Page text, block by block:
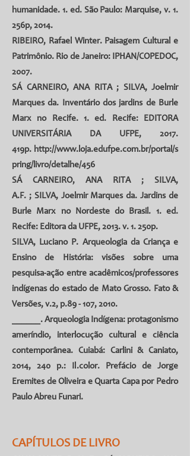
humanidade. 1. ed. São Paulo: Marquise, v. 1.
256p, 2014.
RIBEIRO, Rafael Winter. Paisagem Cultural e
Patrimônio. Rio de Janeiro: IPHAN/COPEDOC,
2007.
SÁ CARNEIRO, ANA RITA; SILVA, Joelmir
Marques da. Inventário dos jardins de Burle
Marx no Recife. 1. ed. Recife: EDITORA
UNIVERSITÁRIA DA UFPE, 2017.
419p. http://www.loja.edufpe.com.br/portal/s
pring/livro/detalhe/456
SÁ CARNEIRO, ANA RITA; SILVA,
A.F. ; SILVA, Joelmir Marques da. Jardins de
Burle Marx no Nordeste do Brasil. 1. ed.
Recife: Editora da UFPE, 2013. v. 1. 250p.
SILVA, Luciano P. Arqueologia da Criança e
Ensino de História: visões sobre uma
pesquisa-ação entre acadêmicos/professores
indígenas do estado de Mato Grosso. Fato &
Versões, v.2, p.89 - 107, 2010.
______. Arqueologia Indígena: protagonismo
ameríndio, interlocução cultural e ciência
contemporânea. Cuiabá: Carlini & Caniato,
2014, 240 p.: Il.color. Prefácio de Jorge
Eremites de Oliveira e Quarta Capa por Pedro
Paulo Abreu Funari.
CAPÍTULOS DE LIVRO